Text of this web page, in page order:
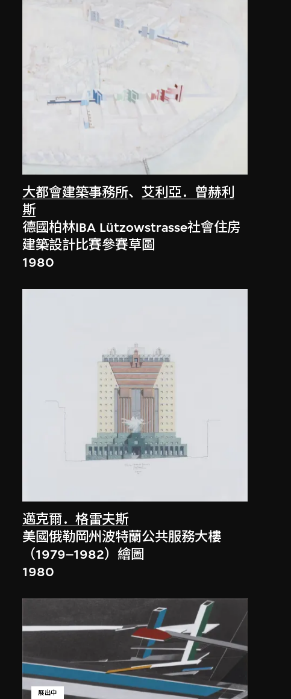
大都會建築事務所、艾利亞．曾赫利
斯
德國柏林IBA Lützowstrasse社會住房
建築設計比賽參賽草圖
1980
邁克爾．格雷夫斯
美國俄勒岡州波特蘭公共服務大樓
（1979–1982）繪圖
1980
展出中